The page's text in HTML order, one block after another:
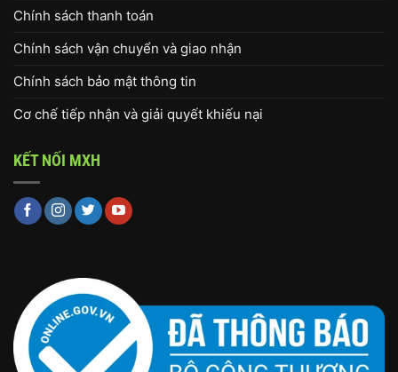
Chính sách thanh toán
Chính sách vận chuyển và giao nhận
Chính sách bảo mật thông tin
Cơ chế tiếp nhận và giải quyết khiếu nại
KẾT NỐI MXH